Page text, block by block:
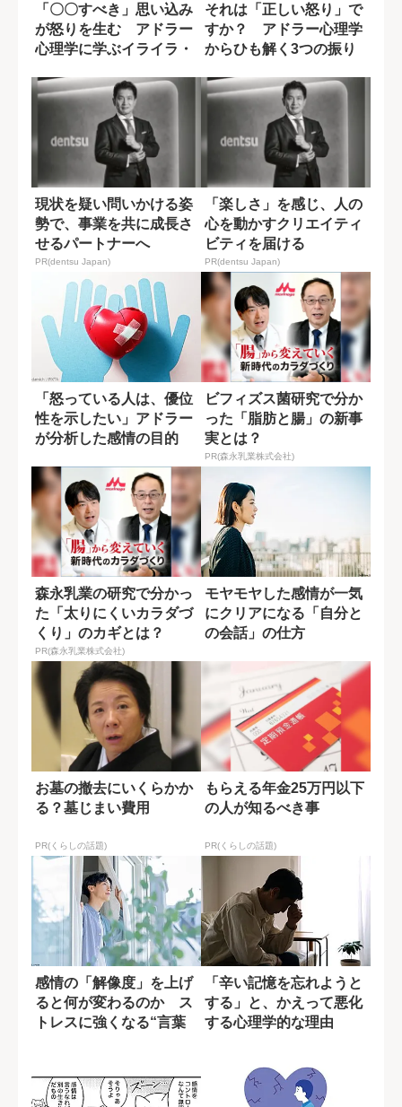
「〇〇すべき」思い込み
が怒りを生む アドラー
心理学に学ぶイライラ・
それは「正しい怒り」で
すか？ アドラー心理学
からひも解く3つの振り
現状を疑い問いかける姿
勢で、事業を共に成長さ
せるパートナーへ
PR(dentsu Japan)
「楽しさ」を感じ、人の
心を動かすクリエイティ
ビティを届ける
PR(dentsu Japan)
「怒っている人は、優位
性を示したい」アドラー
が分析した感情の目的
ビフィズス菌研究で分か
った「脂肪と腸」の新事
実とは？
PR(森永乳業株式会社)
森永乳業の研究で分かっ
た「太りにくいカラダづ
くり」のカギとは？
PR(森永乳業株式会社)
モヤモヤした感情が一気
にクリアになる「自分と
の会話」の仕方
お墓の撤去にいくらかか
る？墓じまい費用
PR(くらしの話題)
もらえる年金25万円以下
の人が知るべき事
PR(くらしの話題)
感情の「解像度」を上げ
ると何が変わるのか ス
トレスに強くなる“言葉
「辛い記憶を忘れようと
する」と、かえって悪化
する心理学的な理由